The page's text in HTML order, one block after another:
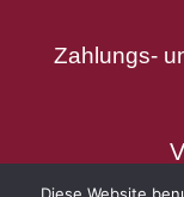
Zahlungs-